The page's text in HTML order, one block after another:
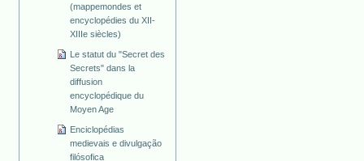
(mappemondes et
encyclopédies du XII-
XIIIe siècles)
Le statut du "Secret des
Secrets" dans la
diffusion
encyclopédique du
Moyen Age
Enciclopédias
medievais e divulgação
filósofica